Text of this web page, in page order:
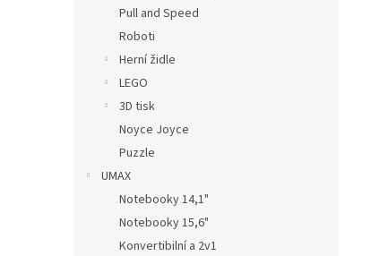
Pull and Speed
Roboti
Herní židle
LEGO
3D tisk
Noyce Joyce
Puzzle
UMAX
Notebooky 14,1"
Notebooky 15,6"
Konvertibilní a 2v1